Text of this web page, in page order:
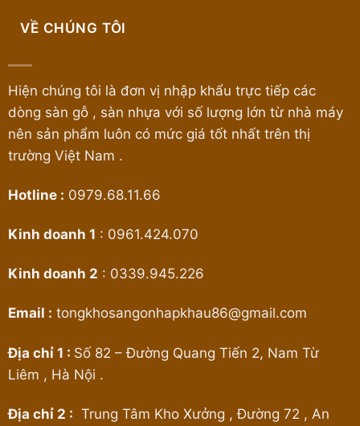
VỀ CHÚNG TÔI
Hiện chúng tôi là đơn vị nhập khẩu trực tiếp các
dòng sàn gỗ , sàn nhựa với số lượng lớn từ nhà máy
nên sản phẩm luôn có mức giá tốt nhất trên thị
trường Việt Nam .
Hotline : 0979.68.11.66
Kinh doanh 1 : 0961.424.070
Kinh doanh 2 : 0339.945.226
Email : tongkhosangonhapkhau86@gmail.com
Địa chỉ 1 : Số 82 – Đường Quang Tiến 2, Nam Từ
Liêm , Hà Nội .
Địa chỉ 2 : Trung Tâm Kho Xưởng , Đường 72 , An